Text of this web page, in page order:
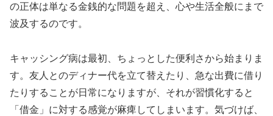
の正体は単なる金銭的な問題を超え、心や生活全般にまで
波及するのです。
キャッシング病は最初、ちょっとした便利さから始まりま
す。友人とのディナー代を立て替えたり、急な出費に借り
たりすることが日常になりますが、それが習慣化すると
「借金」に対する感覚が麻痺してしまいます。気づけば、